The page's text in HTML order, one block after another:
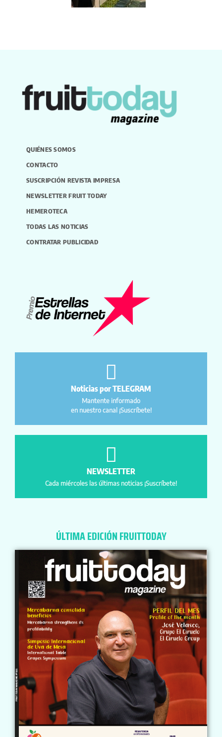
QUIÉNES SOMOS
CONTACTO
SUSCRIPCIÓN REVISTA IMPRESA
NEWSLETTER FRUIT TODAY
HEMEROTECA
TODAS LAS NOTICIAS
CONTRATAR PUBLICIDAD
Noticias por TELEGRAM
Mantente informado
en nuestro canal ¡Suscríbete!
NEWSLETTER
Cada miércoles las últimas noticias ¡Suscríbete!
ÚLTIMA EDICIÓN FRUITTODAY